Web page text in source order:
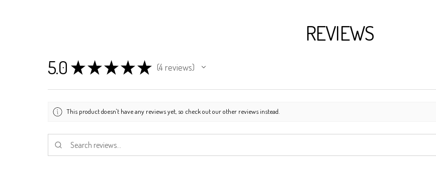
REVIEWS
5.0 ★★★★★ 4reviews
4
This product doesn't have any reviews yet, so check out our other reviews instead.